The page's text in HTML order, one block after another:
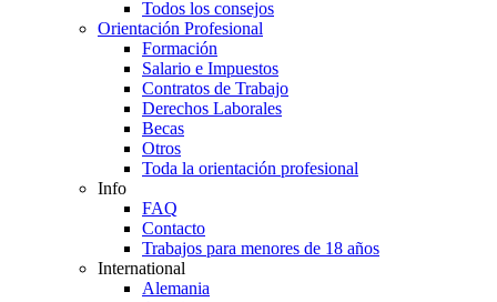
Todos los consejos
Orientación Profesional
Formación
Salario e Impuestos
Contratos de Trabajo
Derechos Laborales
Becas
Otros
Toda la orientación profesional
Info
FAQ
Contacto
Trabajos para menores de 18 años
International
Alemania